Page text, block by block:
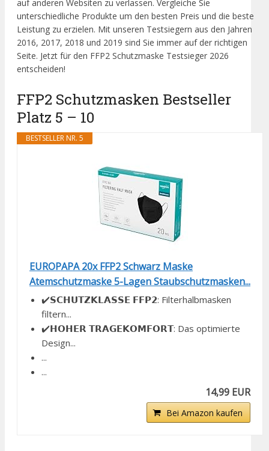
auf anderen Websiten zu verlassen. Vergleiche Sie
unterschiedliche Produkte um den besten Preis und die beste
Leistung zu erzielen. Mit unseren Testsiegern aus den Jahren
2016, 2017, 2018 und 2019 sind Sie immer auf der richtigen
Seite. Jetzt für den FFP2 Schutzmaske Testsieger 2026
entscheiden!
FFP2 Schutzmasken Bestseller
Platz 5 – 10
BESTSELLER NR. 5
EUROPAPA 20x FFP2 Schwarz Maske
Atemschutzmaske 5-Lagen Staubschutzmasken...
✔️𝗦𝗖𝗛𝗨𝗧𝗭𝗞𝗟𝗔𝗦𝗦𝗘 𝗙𝗙𝗣𝟮: Filterhalbmasken
filtern...
✔️𝗛𝗢𝗛𝗘𝗥 𝗧𝗥𝗔𝗚𝗘𝗞𝗢𝗠𝗙𝗢𝗥𝗧: Das optimierte
Design...
...
...
14,99 EUR
Bei Amazon kaufen